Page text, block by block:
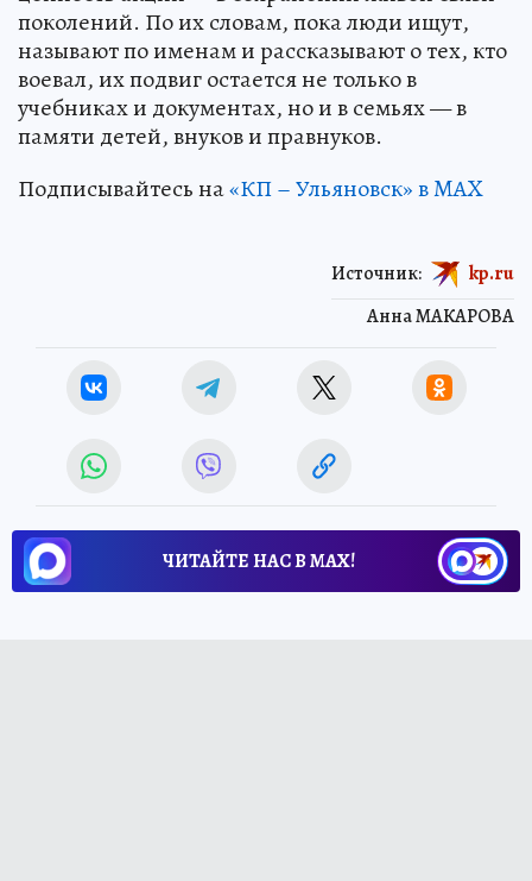
поколений. По их словам, пока люди ищут,
называют по именам и рассказывают о тех, кто
воевал, их подвиг остается не только в
учебниках и документах, но и в семьях — в
памяти детей, внуков и правнуков.
Подписывайтесь на«КП – Ульяновск» в MAX
Анна МАКАРОВА
Источник: kp.ru
ЧИТАЙТЕ НАС В МАХ!